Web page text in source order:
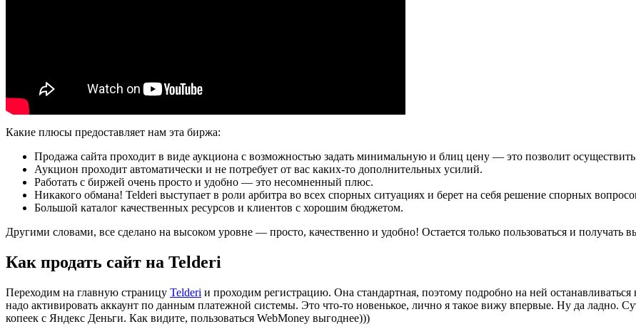
Какие плюсы предоставляет нам эта биржа:
Продажа сайта проходит в виде аукциона с возможностью задать минимальную и блиц цену — это позволит
Аукцион проходит автоматически и не потребует от вас каких-то дополнительных усилий.
Работать с биржей очень просто и удобно — это несомненный плюс.
Никакого обмана! Telderi выступает в роли арбитра во всех спорных ситуациях и берет на себя решение спорных
Большой каталог качественных ресурсов и клиентов с хорошим бюджетом.
Другими словами, все сделано на высоком уровне — просто, качественно и удобно! Остается только пользоваться и получать
Как продать сайт на Telderi
Переходим на главную страницу Telderi и проходим регистрацию. Она стандартная, поэтому подробно на ней
надо активировать аккаунт по данным платежной системы. Это что-то новенькое, лично я такое вижу впервые. Ну да ладно.
копеек с Яндекс Деньги. Как видите, пользоваться WebMoney выгоднее)))